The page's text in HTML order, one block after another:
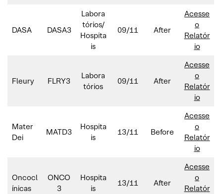
DASA DASA3
Labora
tórios/
Hospita
is
09/11 After
Acesse
o
Relatór
io
Fleury FLRY3
Labora
tórios
09/11 After
Acesse
o
Relatór
io
Mater
Dei
MATD3
Hospita
is
13/11 Before
Acesse
o
Relatór
io
Oncocl
ínicas
ONCO
3
Hospita
is
13/11 After
Acesse
o
Relatór